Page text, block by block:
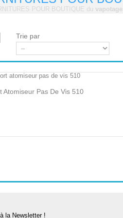
POUR BOUTIQUE du vapotage
Trie par
Atomiseur Pas De Vis 510
la Newsletter !